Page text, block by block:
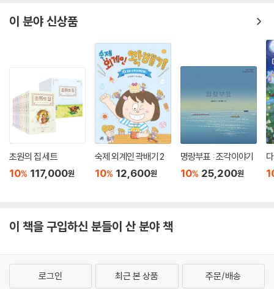
이 분야 신상품
초원의 집 세트
10% 117,000원
숙제 외계인 곽배기 2
10% 12,600원
명랑부표 : 조각이야기
10% 25,200원
이 책을 구입하신 분들이 산 분야 책
로그인 최근 본 상품 주문/배송